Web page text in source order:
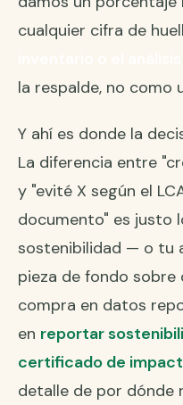
cualquier cifra de
la respalde, no como
Y ahí es donde la
La diferencia entre
y "evité X según el
documento" es justo
sostenibilidad — o tu
pieza de fondo
compra en datos
en reportar
certificado de
detalle de por dónde